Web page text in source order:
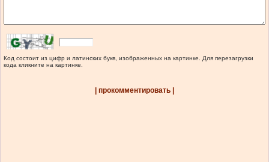
Код состоит из цифр и латинских букв, изображенных на картинке. Для перезагрузки
кода кликните на картинке.
| прокомментировать |